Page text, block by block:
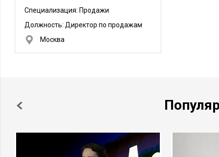
Специализация: Продажи
Должность: Директор по продажам
Москва